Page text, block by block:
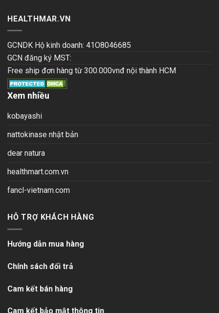
HEALTHMAR.VN
GCNDK Hộ kinh doanh: 41O8046685
GCN đăng ký MST:
Free ship đơn hàng từ 300.000vnđ nội thành HCM
Xem nhiều
kobayashi
nattokinase nhật bản
dear natura
healthmart.com.vn
fancl-vietnam.com
HỖ TRỢ KHÁCH HÀNG
Hướng dẫn mua hàng
Chính sách đổi trả
Cam kết bán hàng
Cam kết bảo mật thông tin